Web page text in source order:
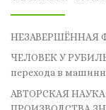
НЕЗАВЕРШЁННАЯ
ЧЕЛОВЕК У
перехода в
АВТОРСКАЯ